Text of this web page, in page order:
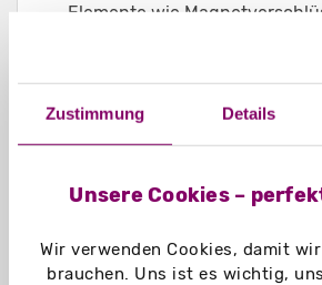
Zustimmung Details
Unsere Cookies –
Wir verwenden Cookies, damit
brauchen. Uns ist es wichtig,
Elemente wie
Influencer Box zu einem
Haben Sie Interesse an einer
Verpackungslösung oder
gerne an.
KONTAKT